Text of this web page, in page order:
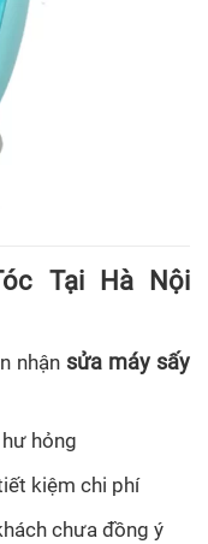
Tại Hà Nội
nhận sửa máy sấy
hỏng
kiệm chi phí
chưa đồng ý